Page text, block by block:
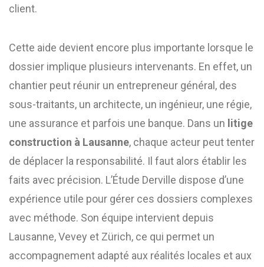
client.
Cette aide devient encore plus importante lorsque le
dossier implique plusieurs intervenants. En effet, un
chantier peut réunir un entrepreneur général, des
sous-traitants, un architecte, un ingénieur, une régie,
une assurance et parfois une banque. Dans un litige
construction à Lausanne, chaque acteur peut tenter
de déplacer la responsabilité. Il faut alors établir les
faits avec précision. L’Étude Derville dispose d’une
expérience utile pour gérer ces dossiers complexes
avec méthode. Son équipe intervient depuis
Lausanne, Vevey et Zürich, ce qui permet un
accompagnement adapté aux réalités locales et aux